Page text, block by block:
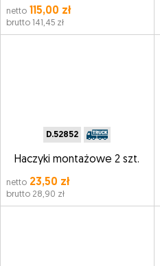
netto 115,00 zł
brutto 141,45 zł
D.52852
Haczyki montażowe 2 szt.
netto 23,50 zł
brutto 28,90 zł